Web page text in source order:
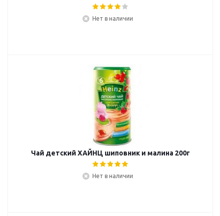
Нет в наличии
Чай детский ХАЙНЦ шиповник и малина 200г
Нет в наличии